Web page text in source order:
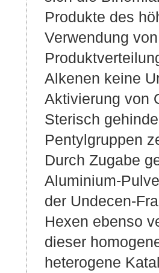
Produkte des
Verwendung
Alkenen keine
Aktivierung von
Sterisch
Pentylgruppen
Durch Zugabe
Aluminium-
der Undecen-
Hexen ebenso
dieser
heterogene